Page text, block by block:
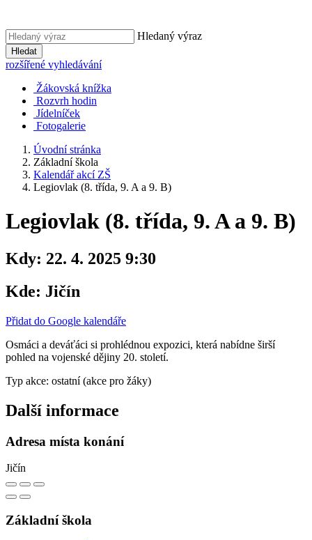
Hledaný výraz
Hledat
rozšířené vyhledávání
Žákovská knížka
Rozvrh hodin
Jídelníček
Fotogalerie
Úvodní stránka
Základní škola
Kalendář akcí ZŠ
Legiovlak (8. třída, 9. A a 9. B)
Legiovlak (8. třída, 9. A a 9. B)
Kdy: 22. 4. 2025 9:30
Kde: Jičín
Přidat do Google kalendáře
Osmáci a deváťáci si prohlédnou expozici, která nabídne širší
pohled na vojenské dějiny 20. století.
Typ akce: ostatní (akce pro žáky)
Další informace
Adresa místa konání
Jičín
Základní škola